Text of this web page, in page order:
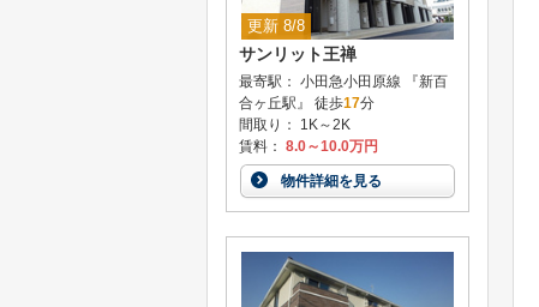
更新 8/8
サンリット王禅
最寄駅： 小田急小田原線 『新百
合ヶ丘駅』 徒歩17分
間取り： 1K～2K
賃料： 8.0～10.0万円
物件詳細を見る